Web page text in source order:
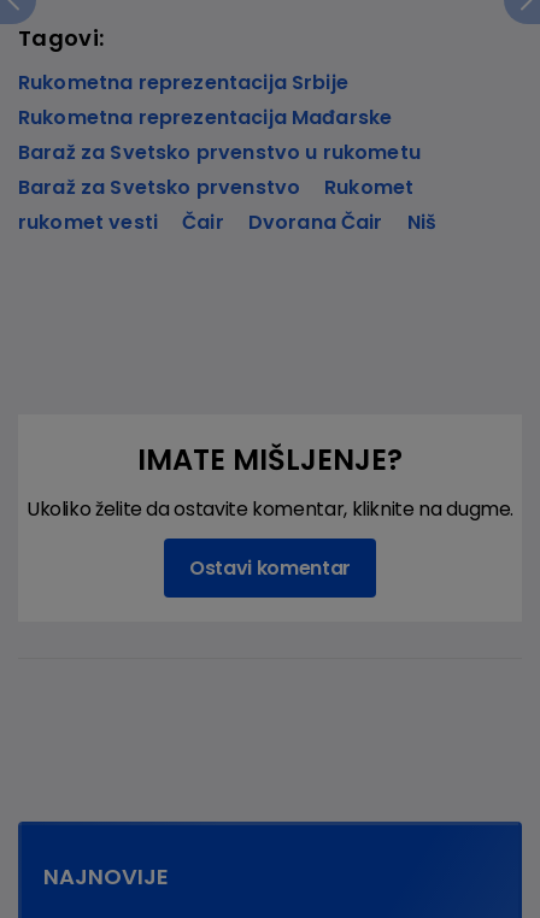
Tagovi:
Rukometna reprezentacija Srbije
Rukometna reprezentacija Mađarske
Baraž za Svetsko prvenstvo u rukometu
Baraž za Svetsko prvenstvo
Rukomet
rukomet vesti
Čair Dvorana Čair Niš
IMATE MIŠLJENJE?
Ukoliko želite da ostavite komentar, kliknite na dugme.
Ostavi komentar
NAJNOVIJE